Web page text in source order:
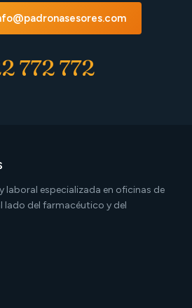
772 772
laboral especializada en oficinas de
lado del farmacéutico y del